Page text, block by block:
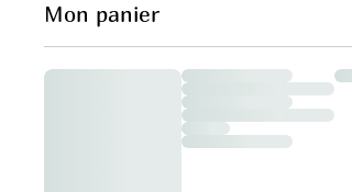
Mon panier